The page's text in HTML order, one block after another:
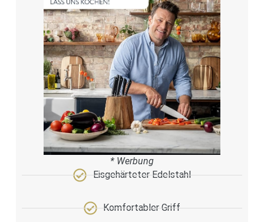
* Werbung
Eisgehärteter Edelstahl
Komfortabler Griff